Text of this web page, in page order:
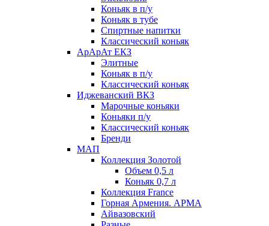
Коньяк в п/у
Коньяк в тубе
Спиртные напитки
Классический коньяк
АрАрАт ЕКЗ
Элитные
Коньяк в п/у
Классический коньяк
Иджеванский ВКЗ
Марочные коньяки
Коньяки п/у
Классический коньяк
Бренди
МАП
Коллекция Золотой
Объем 0,5 л
Коньяк 0,7 л
Коллекция France
Горная Армения. АРМА
Айвазовский